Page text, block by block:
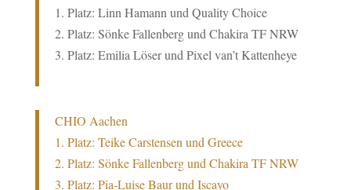
1. Platz: Linn Hamann und Quality Choice
2. Platz: Sönke Fallenberg und Chakira TF NRW
3. Platz: Emilia Löser und Pixel van’t Kattenheye
CHIO Aachen
1. Platz: Teike Carstensen und Greece
2. Platz: Sönke Fallenberg und Chakira TF NRW
3. Platz: Pia-Luise Baur und Iscayo